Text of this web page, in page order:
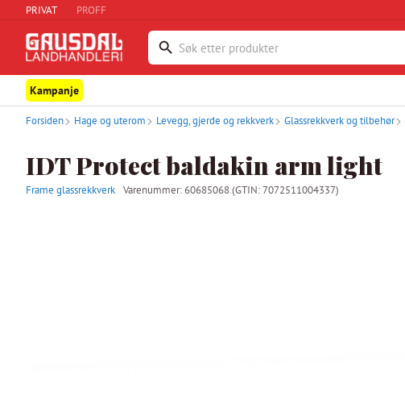
PRIVAT PROFF
Kampanje
Forsiden Hage og uterom Levegg, gjerde og rekkverk Glassrekkverk og tilbehør
IDT Protect baldakin arm light
Frame glassrekkverk Varenummer:60685068(GTIN: 7072511004337)